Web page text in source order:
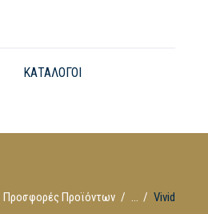
ΚΑΤΑΛΟΓΟΙ
Προσφορές Προϊόντων ... Vivid